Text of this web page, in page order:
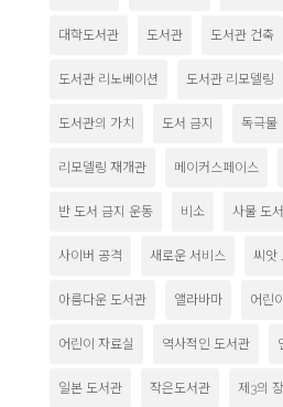
대학도서관 도서관 도서관 건축
도서관 리노베이션 도서관 리모델링
도서관의 가치 도서 금지 독극물
리모델링 재개관 메이커스페이스
반 도서 금지 운동 비소 사물 도
사이버 공격 새로운 서비스 씨앗
아름다운 도서관 앨라바마 어린
어린이 자료실 역사적인 도서관
일본 도서관 작은도서관 제3의